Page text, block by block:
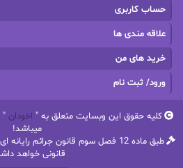
پنلوپه وارد
تاران
ثمین سرابی جان
حساب کاربری
علاقه مندی ها
خرید های من
ورود/ ثبت نام
کلیه حقوق این وبسایت متعلق به " اخودان "
میباشد!
طبق ماده 12 فصل سوم قانون جرائم
قانونی خواهد